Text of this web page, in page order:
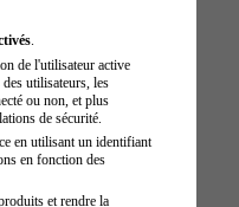
.
de l'utilisateur active
utilisateurs, les
ou non, et plus
de sécurité.
en utilisant un identifiant
en fonction des
et rendre la